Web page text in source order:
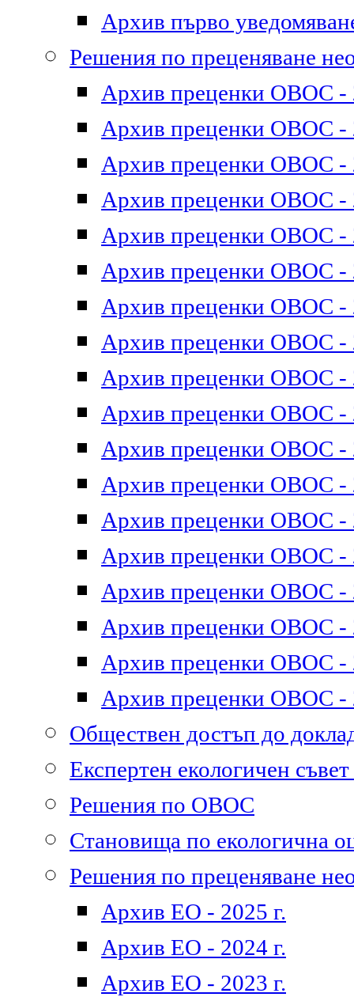
Архив първо
Решения по преценяване
Архив преценки ОВОС -
Архив преценки ОВОС -
Архив преценки ОВОС -
Архив преценки ОВОС -
Архив преценки ОВОС -
Архив преценки ОВОС -
Архив преценки ОВОС -
Архив преценки ОВОС -
Архив преценки ОВОС -
Архив преценки ОВОС -
Архив преценки ОВОС -
Архив преценки ОВОС -
Архив преценки ОВОС -
Архив преценки ОВОС -
Архив преценки ОВОС -
Архив преценки ОВОС -
Архив преценки ОВОС -
Архив преценки ОВОС -
Обществен достъп до
Експертен екологичен
Решения по ОВОС
Становища по екологична
Решения по преценяване
Архив ЕО - 2025 г.
Архив ЕО - 2024 г.
Архив ЕО - 2023 г.